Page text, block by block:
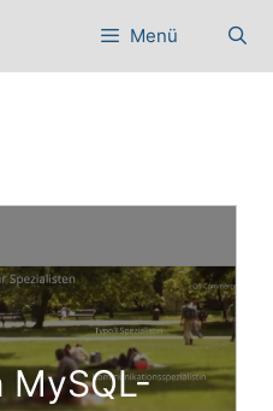
Menü
MySQL-